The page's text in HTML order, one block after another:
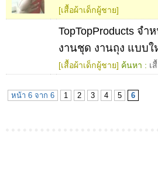
[เสื้อผ้าเด็กผู้ชาย]
TopTopProducts จำ
งานชุด งานถุง แบบ
[เสื้อผ้าเด็กผู้ชาย] ค้นหา : เ
หน้า 6 จาก 6 1 2 3 4 5 6